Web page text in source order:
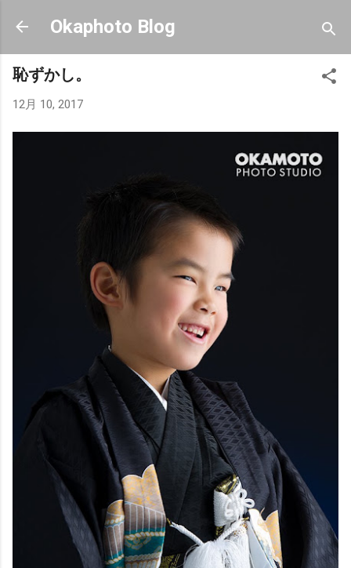
スキップしてメイン コンテンツに移動
Okaphoto Blog
恥ずかし。
12月 10, 2017